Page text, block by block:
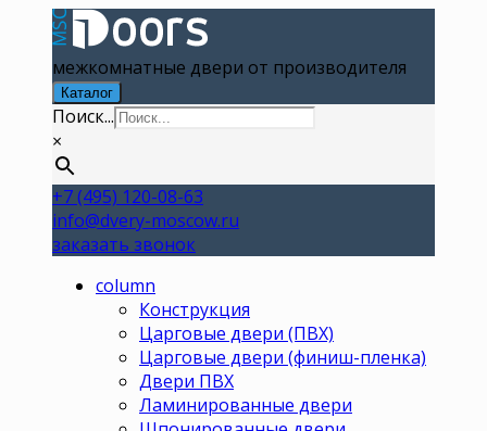
межкомнатные двери от производителя
Каталог
Поиск...
×
+7 (495) 120-08-63
info@dvery-moscow.ru
заказать звонок
column
Конструкция
Царговые двери (ПВХ)
Царговые двери (финиш-пленка)
Двери ПВХ
Ламинированные двери